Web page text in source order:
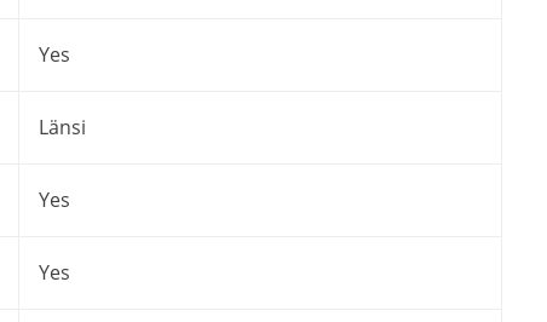
Yes
Länsi
Yes
Yes